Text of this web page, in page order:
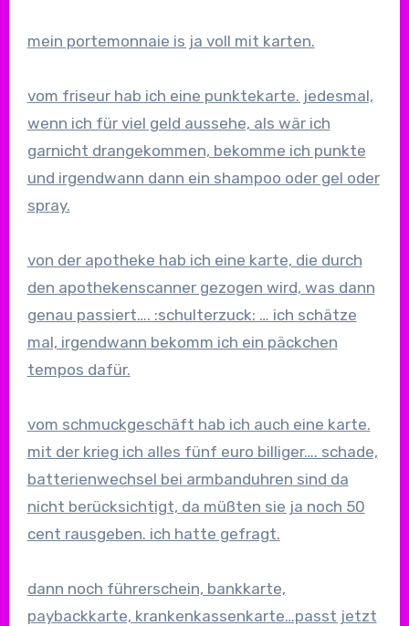
mein portemonnaie is ja voll mit karten.
vom friseur hab ich eine punktekarte. jedesmal,
wenn ich für viel geld aussehe, als wär ich
garnicht drangekommen, bekomme ich punkte
und irgendwann dann ein shampoo oder gel oder
spray.
von der apotheke hab ich eine karte, die durch
den apothekenscanner gezogen wird, was dann
genau passiert…. :schulterzuck: … ich schätze
mal, irgendwann bekomm ich ein päckchen
tempos dafür.
vom schmuckgeschäft hab ich auch eine karte.
mit der krieg ich alles fünf euro billiger…. schade,
batterienwechsel bei armbanduhren sind da
nicht berücksichtigt, da müßten sie ja noch 50
cent rausgeben. ich hatte gefragt.
dann noch führerschein, bankkarte,
paybackkarte, krankenkassenkarte…passt jetzt